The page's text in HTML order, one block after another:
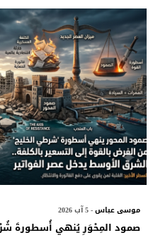
موسى عباس- 5 آب 2026
صمود المِحْوَرِ يُنهي أُسطورةَ